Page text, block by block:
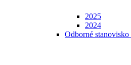
2025
2024
Odborné